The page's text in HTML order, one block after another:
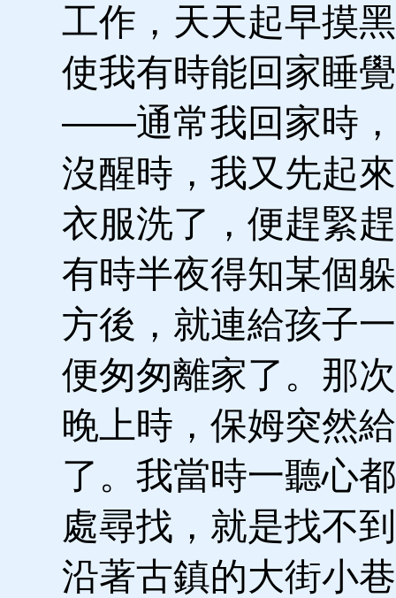
工作，天天起早摸
使我有時能回家睡
——通常我回家時，
沒醒時，我又先起
衣服洗了，便趕緊
有時半夜得知某個
方後，就連給孩子
便匆匆離家了。那
晚上時，保姆突然
了。我當時一聽心
處尋找，就是找不
沿著古鎮的大街小